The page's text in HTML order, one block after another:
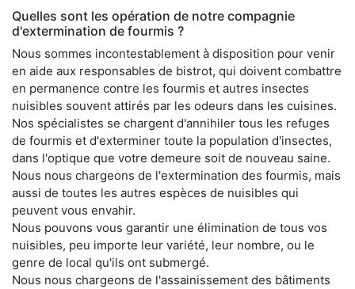
Quelles sont les opération de notre compagnie
d'extermination de fourmis ?
Nous sommes incontestablement à disposition pour venir
en aide aux responsables de bistrot, qui doivent combattre
en permanence contre les fourmis et autres insectes
nuisibles souvent attirés par les odeurs dans les cuisines.
Nos spécialistes se chargent d'annihiler tous les refuges
de fourmis et d'exterminer toute la population d'insectes,
dans l'optique que votre demeure soit de nouveau saine.
Nous nous chargeons de l'extermination des fourmis, mais
aussi de toutes les autres espèces de nuisibles qui
peuvent vous envahir.
Nous pouvons vous garantir une élimination de tous vos
nuisibles, peu importe leur variété, leur nombre, ou le
genre de local qu'ils ont submergé.
Nous nous chargeons de l'assainissement des bâtiments